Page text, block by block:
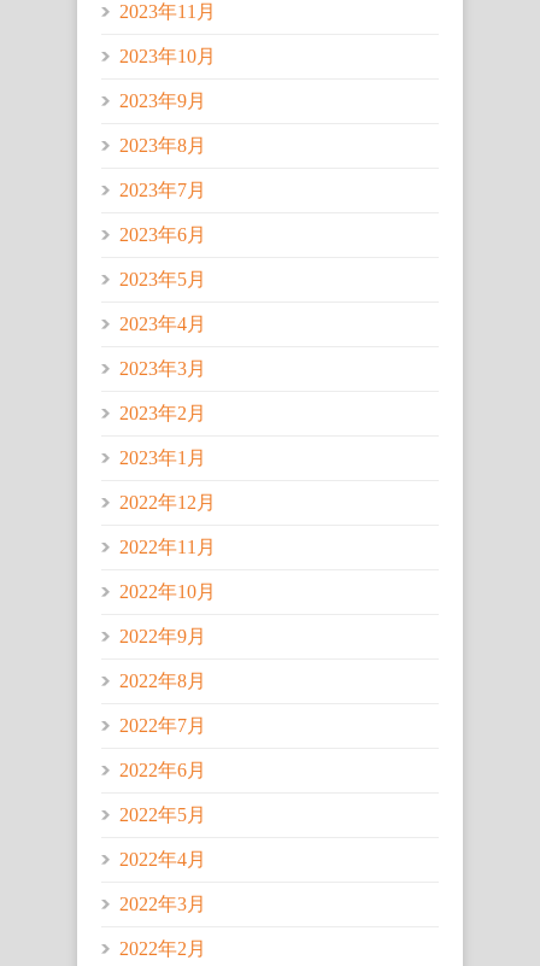
2023年11月
2023年10月
2023年9月
2023年8月
2023年7月
2023年6月
2023年5月
2023年4月
2023年3月
2023年2月
2023年1月
2022年12月
2022年11月
2022年10月
2022年9月
2022年8月
2022年7月
2022年6月
2022年5月
2022年4月
2022年3月
2022年2月